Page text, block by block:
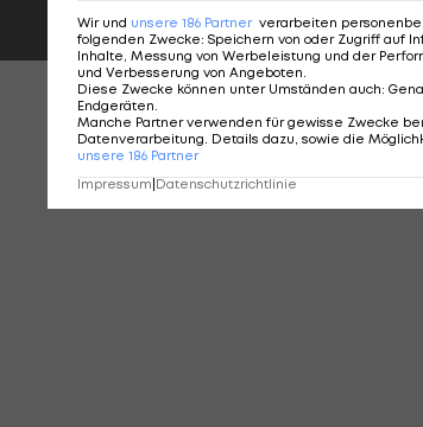
Wir und unsere 186 Partner verarbeiten
folgenden Zwecke: Speichern von oder Zugriff auf
Inhalte, Messung von Werbeleistung und der
und Verbesserung von Angeboten
Diese Zwecke können unter Umständen auch:
Endgeräten
Manche Partner verwenden für gewisse Zwecke
Datenverarbeitung. Details dazu, sowie die
unsere 186 Partner
Impressum|Datenschutzrichtlinie